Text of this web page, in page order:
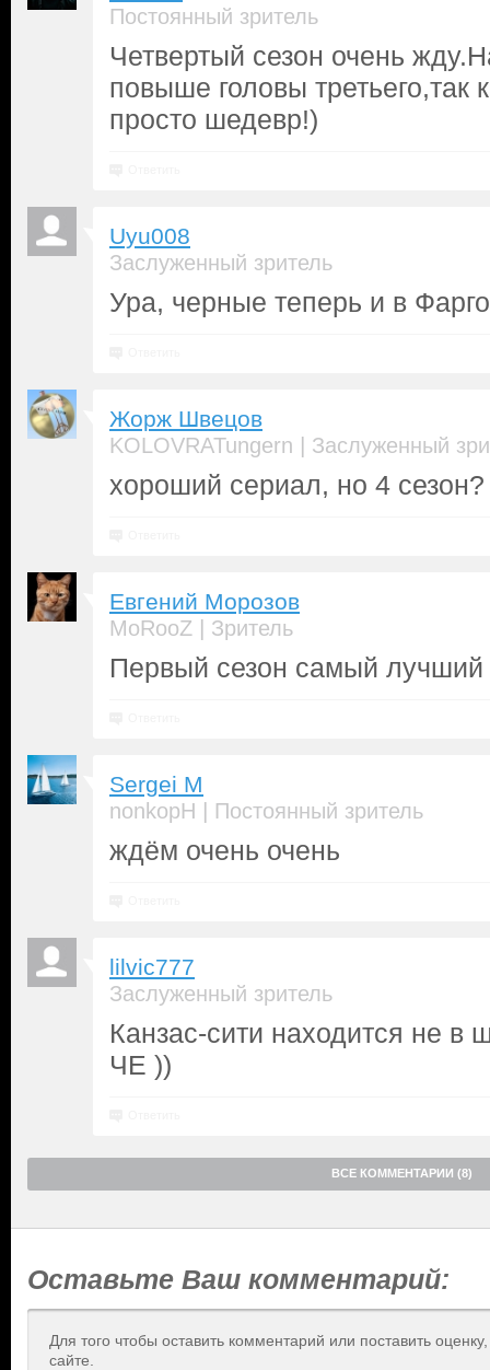
Постоянный зритель
Четвертый сезон очень
повыше головы третьего,так
просто шедевр!)
Uyu008
Заслуженный зритель
Ура, черные теперь и в
Жорж Швецов
KOLOVRATungern | Заслуженный
хороший сериал, но 4
Евгений Морозов
MoRooZ | Зритель
Первый сезон самый лучший
Sergei M
nonkopH | Постоянный зритель
ждём очень очень
lilvic777
Заслуженный зритель
Канзас-сити находится не в
ЧЕ ))
ВСЕ КОММЕНТАРИИ (8)
Оставьте Ваш комментарий:
Для того чтобы оставить комментарий или поставить
сайте.